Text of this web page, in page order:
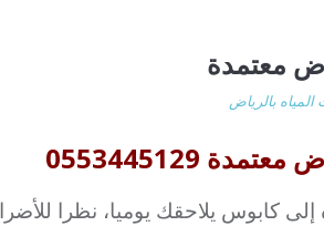
معتمدة
بالرياض
0553445129
إلى كابوس يلاحقك يوميا، نظرا